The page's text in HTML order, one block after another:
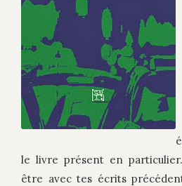
le livre présent en
être avec tes écrits